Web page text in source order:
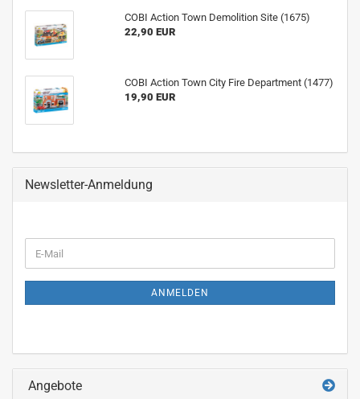
COBI Action Town Demolition Site (1675)
22,90 EUR
COBI Action Town City Fire Department (1477)
19,90 EUR
Newsletter-Anmeldung
ZUR
E-
Mail
ANMELDEN
Angebote